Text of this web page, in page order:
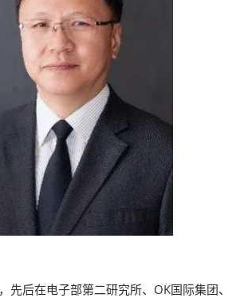
先后在电子部第二研究所、OK国际集团、